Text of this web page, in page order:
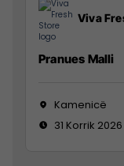
Viva
Pranues Malli
Kamenicë
31 Korrik 2026